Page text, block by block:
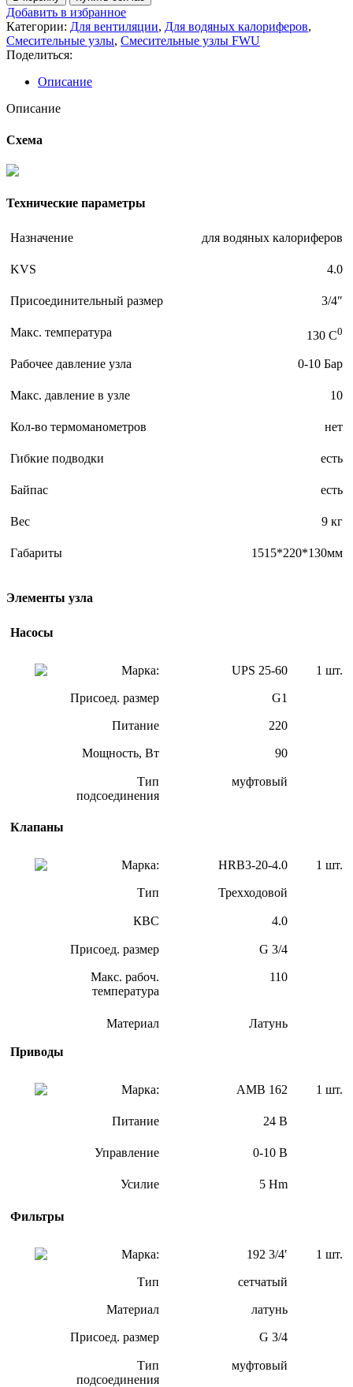
Добавить в избранное
Категории: Для вентиляции, Для водяных калориферов,
Смесительные узлы, Смесительные узлы FWU
Поделиться:
Описание
Описание
Схема
Технические параметры
Назначение для водяных калориферов
KVS 4.0
Присоединительный размер 3/4″
Макс. температура 130 C0
Рабочее давление узла 0-10 Бар
Макс. давление в узле 10
Кол-во термоманометров нет
Гибкие подводки есть
Байпас есть
Вес 9 кг
Габариты 1515*220*130мм
Элементы узла
Насосы
Марка: UPS 25-60 1 шт.
Присоед. размер G1
Питание 220
Мощность, Вт 90
Тип
подсоединения
муфтовый
Клапаны
Марка: HRB3-20-4.0 1 шт.
Тип Трехходовой
КВС 4.0
Присоед. размер G 3/4
Макс. рабоч.
температура
110
Материал Латунь
Приводы
Марка: АМВ 162 1 шт.
Питание 24 В
Управление 0-10 В
Усилие 5 Hm
Фильтры
Марка: 192 3/4′ 1 шт.
Тип сетчатый
Материал латунь
Присоед. размер G 3/4
Тип
подсоединения
муфтовый